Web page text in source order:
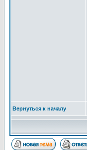
Вернуться к началу